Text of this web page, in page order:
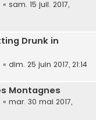
« sam. 15 juil. 2017,
Drunk in
« dim. 25 juin 2017, 21:14
Montagnes
« mar. 30 mai 2017,